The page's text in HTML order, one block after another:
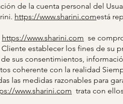
de la cuenta personal del
https://www.sharini.comestá
https://www.sharini.com se
establecer los fines de su
sus consentimientos,
coherente con la realidad
las medidas razonables para
www.sharini.com trata con